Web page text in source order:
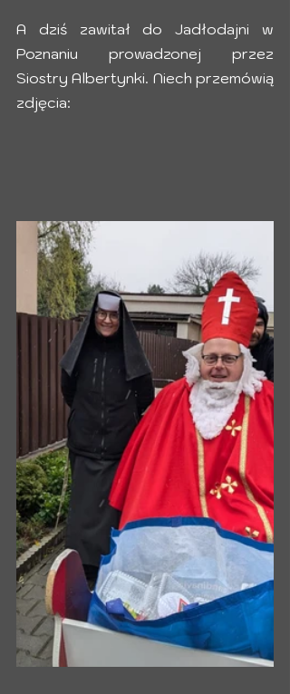
A dziś zawitał do Jadłodajni w
Poznaniu prowadzonej przez
Siostry Albertynki. Niech przemówią
zdjęcia: